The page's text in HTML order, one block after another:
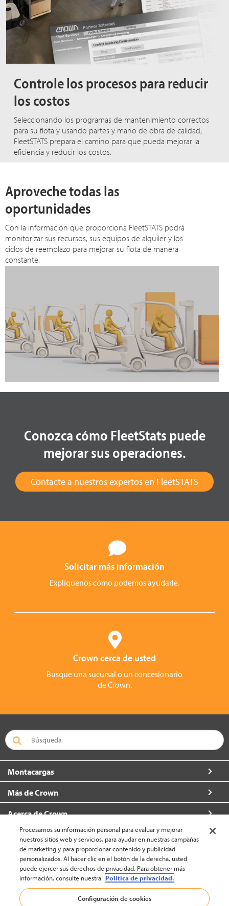
Controle los procesos para reducir
los costos
Seleccionando los programas de mantenimiento correctos
para su flota y usando partes y mano de obra de calidad,
FleetSTATS prepara el camino para que pueda mejorar la
eficiencia y reducir los costos.
Aproveche todas las
oportunidades
Con la información que proporciona FleetSTATS podrá
monitorizar sus recursos, sus equipos de alquiler y los
ciclos de reemplazo para mejorar su flota de manera
constante.
Conozca cómo FleetStats puede
mejorar sus operaciones.
Contacte a nuestros expertos en FleetSTATS
Solicitar más información
Explíquenos cómo podemos ayudarle.
Crown cerca de usted
Busque una sucursal o un concesionario
de Crown.
Montacargas
Más de Crown
Acerca de Crown
Contacto
América Latina - Español (cambiar)
Procesamos su información personal para evaluar y mejorar
nuestros sitios web y servicios, para ayudar en nuestras campañas
de marketing y para proporcionar contenido y publicidad
personalizados. Al hacer clic en el botón de la derecha, usted
puede ejercer sus derechos de privacidad. Para obtener más
información, consulte nuestra Política de privacidad.
Configuración de cookies